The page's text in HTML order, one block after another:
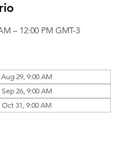
– 12:00 PM GMT-3
29, 9:00 AM
Sep 26, 9:00 AM
Oct 31, 9:00 AM